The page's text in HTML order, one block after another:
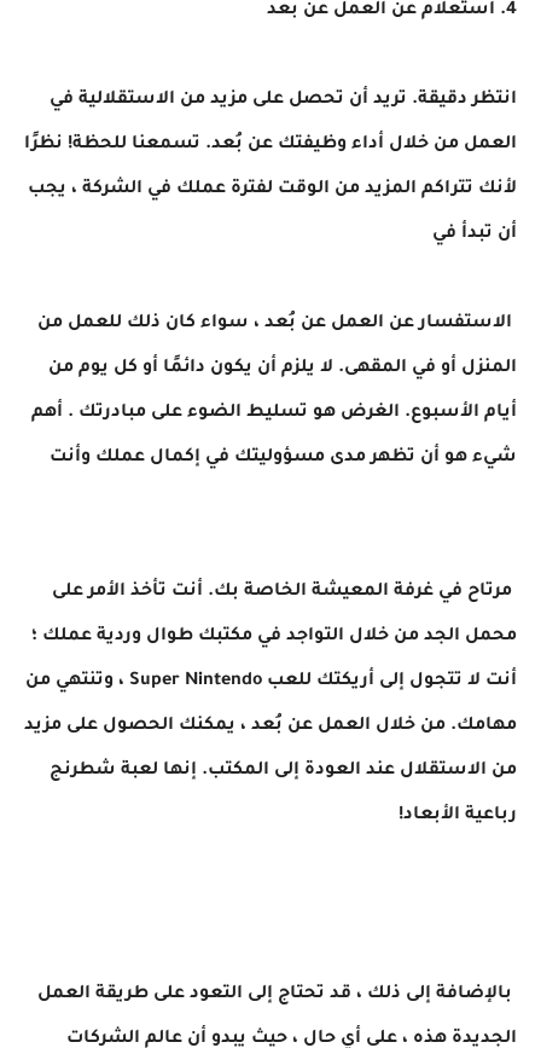
4. استعلام عن العمل عن بعد
انتظر دقيقة. تريد أن تحصل على مزيد من الاستقلالية في
العمل من خلال أداء وظيفتك عن بُعد. تسمعنا للحظة! نظرًا
لأنك تتراكم المزيد من الوقت لفترة عملك في الشركة ، يجب
أن تبدأ في
الاستفسار عن العمل عن بُعد ، سواء كان ذلك للعمل من
المنزل أو في المقهى. لا يلزم أن يكون دائمًا أو كل يوم من
أيام الأسبوع. الغرض هو تسليط الضوء على مبادرتك . أهم
شيء هو أن تظهر مدى مسؤوليتك في إكمال عملك وأنت
مرتاح في غرفة المعيشة الخاصة بك. أنت تأخذ الأمر على
محمل الجد من خلال التواجد في مكتبك طوال وردية عملك ؛
أنت لا تتجول إلى أريكتك للعب Super Nintendo ، وتنتهي من
مهامك. من خلال العمل عن بُعد ، يمكنك الحصول على مزيد
من الاستقلال عند العودة إلى المكتب. إنها لعبة شطرنج
رباعية الأبعاد!
بالإضافة إلى ذلك ، قد تحتاج إلى التعود على طريقة العمل
الجديدة هذه ، على أي حال ، حيث يبدو أن عالم الشركات